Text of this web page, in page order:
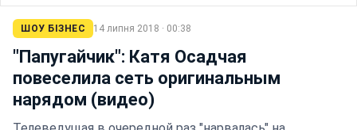
ШОУ БІЗНЕС 14 липня 2018 · 00:38
"Папугайчик": Катя Осадчая
повеселила сеть оригинальным
нарядом (видео)